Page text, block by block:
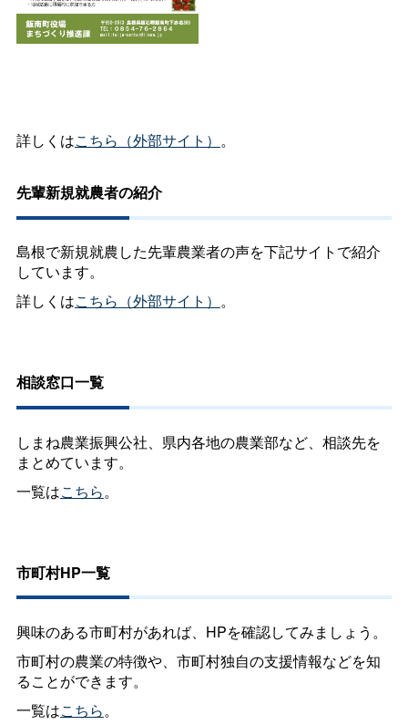
詳しくはこちら（外部サイト） 。
先輩新規就農者の紹介
島根で新規就農した先輩農業者の声を下記サイトで紹介
しています。
詳しくはこちら（外部サイト） 。
相談窓口一覧
しまね農業振興公社、県内各地の農業部など、相談先を
まとめています。
一覧はこちら。
市町村HP一覧
興味のある市町村があれば、HPを確認してみましょう。
市町村の農業の特徴や、市町村独自の支援情報などを知
ることができます。
一覧はこちら。